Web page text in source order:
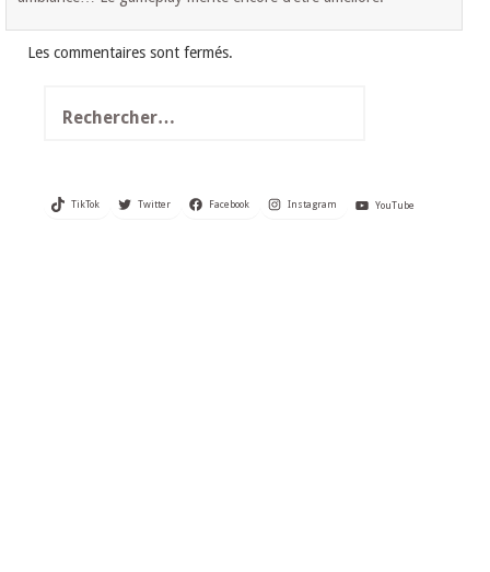
Les commentaires sont fermés.
TikTok Twitter Facebook Instagram YouTube